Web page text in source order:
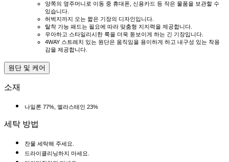
양쪽의 옆주머니로 이동 중 휴대폰, 신용카드 등 작은 물품을 보관할 수
있습니다.
허벅지까지 오는 짧은 기장의 디자인입니다.
탈착 가능 패드는 필요에 따라 맞춤형 지지력을 제공합니다.
우아하고 스타일리시한 룩을 더욱 돋보이게 하는 긴 기장입니다.
4WAY 스트레치 있는 원단은 움직임을 용이하게 하고 내구성 있는 착용
감을 제공합니다.
원단 및 케어
소재
나일론 77%, 엘라스테인 23%
세탁 방법
찬물 세탁해 주세요.
드라이클리닝하지 마세요.